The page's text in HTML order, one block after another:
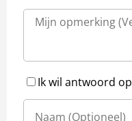
Ik wil antwoord